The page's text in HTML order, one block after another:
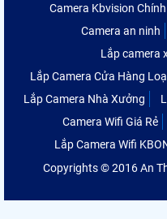
Camera Kbvision
Camera an ninh
Lắp camera
Lắp Camera Cửa Hàng
Lắp Camera Nhà Xưởng
Camera Wifi Giá Rẻ
Lắp Camera Wifi
Copyrights © 2016 An